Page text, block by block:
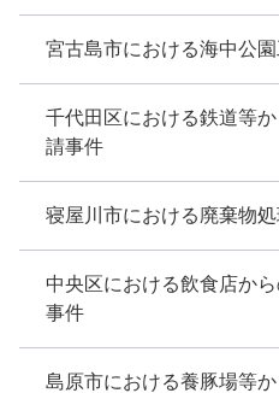
宮古島市における海中公
千代田区における鉄道等
請事件
寝屋川市における廃棄物
中央区における飲食店か
事件
島原市における養豚場等